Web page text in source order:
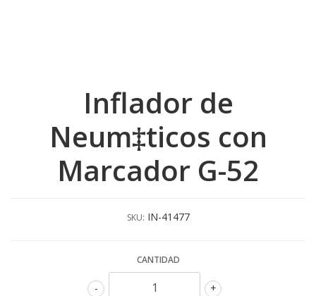
Inflador de
Neum‡ticos con
Marcador G-52
SKU: IN-41477
CANTIDAD
+
-